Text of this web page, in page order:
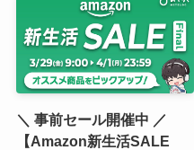
＼ 事前セール開催中 ／
【Amazon新生活SALE